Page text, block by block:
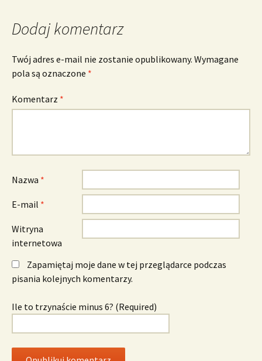
Dodaj komentarz
Twój adres e-mail nie zostanie opublikowany. Wymagane
pola są oznaczone *
Komentarz *
Nazwa *
E-mail *
Witryna
internetowa
Zapamiętaj moje dane w tej przeglądarce podczas
pisania kolejnych komentarzy.
Ile to trzynaście minus 6? (Required)